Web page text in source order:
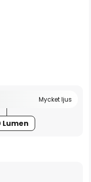
Mycket ljus
Lumen